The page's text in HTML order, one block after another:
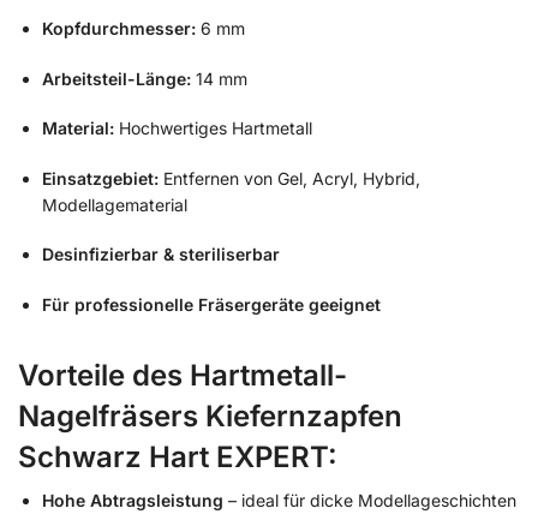
Kopfdurchmesser: 6 mm
Arbeitsteil-Länge: 14 mm
Material: Hochwertiges Hartmetall
Einsatzgebiet: Entfernen von Gel, Acryl, Hybrid,
Modellagematerial
Desinfizierbar & steriliserbar
Für professionelle Fräsergeräte geeignet
Vorteile des Hartmetall-
Nagelfräsers Kiefernzapfen
Schwarz Hart EXPERT:
Hohe Abtragsleistung – ideal für dicke Modellageschichten